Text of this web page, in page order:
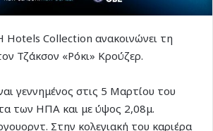
Collection ανακοινώνει τη
Τζάκσον «Ρόκι» Κρούζερ.
γεννημένος στις 5 Μαρτίου του
των ΗΠΑ και με ύψος 2,08μ.
Στην κολεγιακή του καριέρα